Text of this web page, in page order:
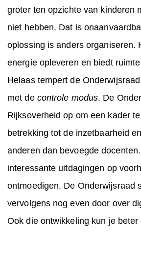
groter ten opzichte van kinderen
niet hebben. Dat is
oplossing is anders organiseren.
energie opleveren en biedt
Helaas tempert de
met de controle modus. De
Rijksoverheid op om een kader
betrekking tot de inzetbaarheid
anderen dan bevoegde
interessante uitdagingen op
ontmoedigen. De Onderwijsraad
vervolgens nog even door over
Ook die ontwikkeling kun je beter